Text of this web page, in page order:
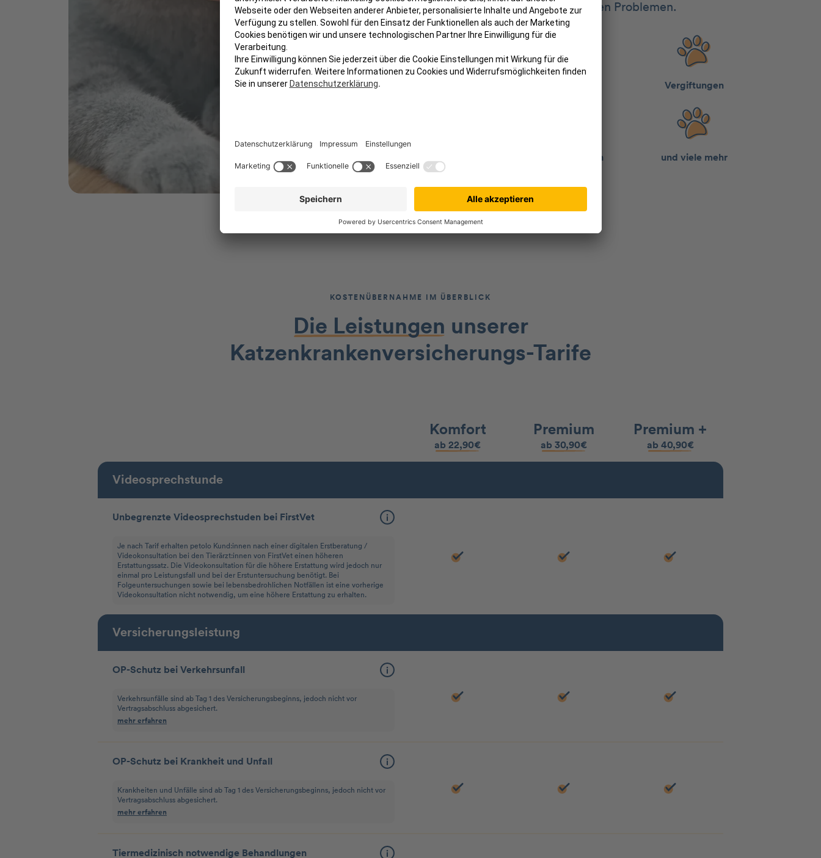
sowohl bei kleinen als auch bei großen Problemen.
Vergiftungen
Bisswun­den und viele mehr
KOSTENÜBERNAHME IM ÜBERBLICK
Die Leistungen unserer
Katzenkranken­versicherungs-Tarife
Komfort
ab 22,90€
Premium
ab 30,90€
Premium +
ab 40,90€
Videosprechstunde
Unbegrenzte Videosprechstuden bei FirstVet
Je nach Tarif erhalten petolo Kund:innen nach einer digitalen Erstberatung /
Videokonsultation bei den Tierärzt:innen von FirstVet einen höheren
Erstattungssatz. Die Videokonsultation für die höhere Erstattung wird jedoch nur
einmal pro Leistungsfall und bei der Erstuntersuchung benötigt. Bei
Folgeuntersuchungen sowie bei lebensbedrohlichen Notfällen ist eine vorherige
Videokonsultation nicht notwendig, um eine höhere Erstattung zu erhalten.
Versicherungsleistung
OP-Schutz bei Verkehrsunfall
Verkehrsunfälle sind ab Tag 1 des Versicherungsbeginns, jedoch nicht vor
Vertragsabschluss abgesichert.
mehr erfahren
OP-Schutz bei Krankheit und Unfall
Krankheiten und Unfälle sind ab Tag 1 des Versicherungsbeginns, jedoch nicht vor
Vertragsabschluss abgesichert.
mehr erfahren
Tiermedizinisch notwendige Behandlungen